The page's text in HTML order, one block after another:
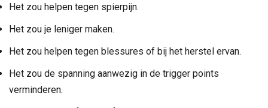
Het zou helpen tegen spierpijn.
Het zou je leniger maken.
Het zou helpen tegen blessures of bij het herstel ervan.
Het zou de spanning aanwezig in de trigger points
verminderen.